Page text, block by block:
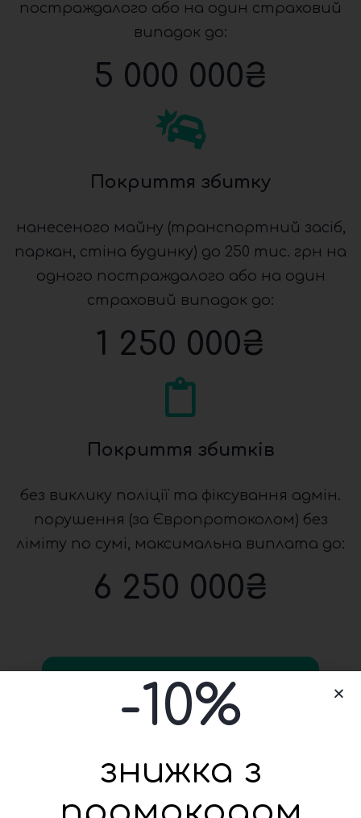
постраждалого або на один страховий
випадок до:
5 000 000₴
Покриття збитку
нанесеного майну (транспортний засіб,
паркан, стіна будинку) до 250 тис. грн на
одного постраждалого або на один
страховий випадок до:
1 250 000₴
Покриття збитків
без виклику поліції та фіксування адмін.
порушення (за Європротоколом) без
ліміту по сумі, максимальна виплата до:
6 250 000₴
Калькулятор Автоцивілки
-10%
знижка з